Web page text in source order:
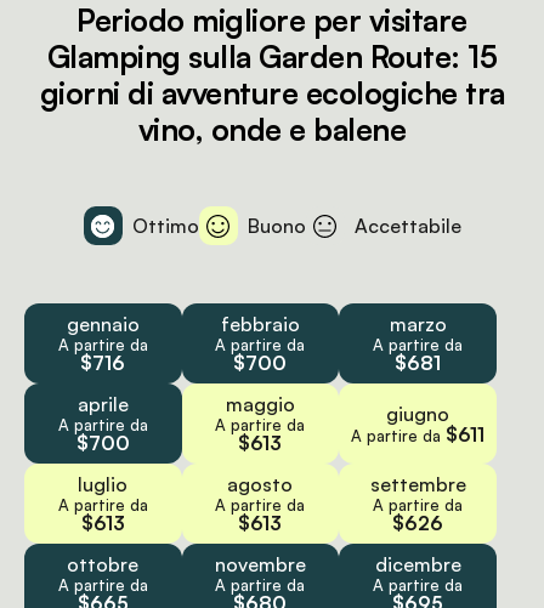
Periodo migliore per visitare
Glamping sulla Garden Route: 15
giorni di avventure ecologiche tra
vino, onde e balene
Ottimo Buono Accettabile
gennaio
A partire da
$716
febbraio
A partire da
$700
marzo
A partire da
$681
aprile
A partire da
$700
maggio
A partire da
$613
giugno
A partire da $611
luglio
A partire da
$613
agosto
A partire da
$613
settembre
A partire da
$626
ottobre
A partire da
$665
novembre
A partire da
$680
dicembre
A partire da
$695